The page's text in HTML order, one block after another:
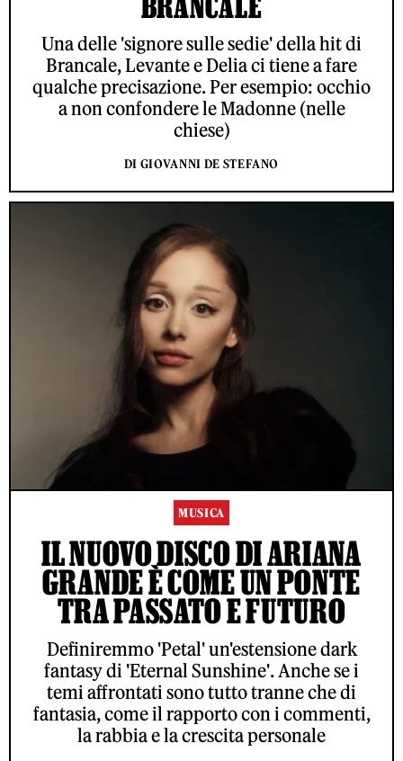
Una delle 'signore sulle sedie' della hit di
Brancale, Levante e Delia ci tiene a fare
qualche precisazione. Per esempio: occhio
a non confondere le Madonne (nelle
chiese)
DI GIOVANNI DE STEFANO
MUSICA
IL NUOVO DISCO DI ARIANA
GRANDE È COME UN PONTE
TRA PASSATO E FUTURO
Definiremmo 'Petal' un'estensione dark
fantasy di 'Eternal Sunshine'. Anche se i
temi affrontati sono tutto tranne che di
fantasia, come il rapporto con i commenti,
la rabbia e la crescita personale